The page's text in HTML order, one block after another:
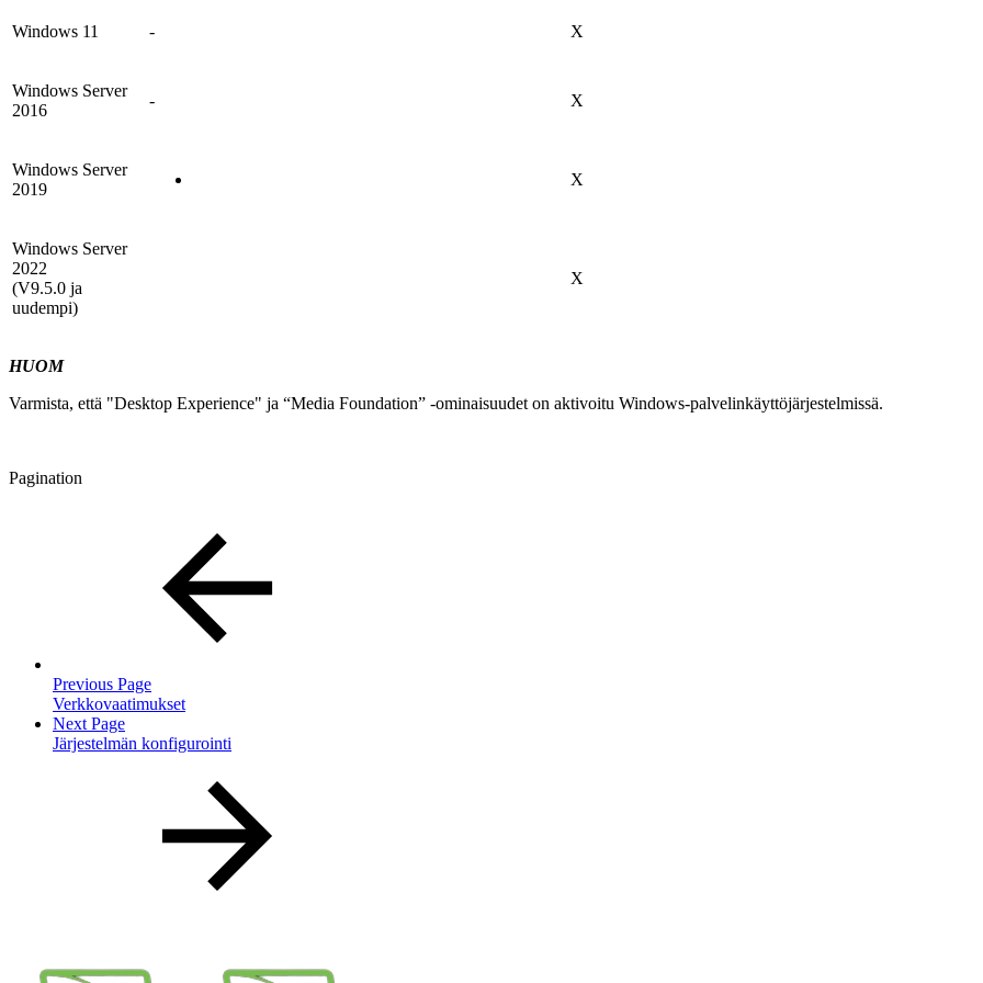
Windows 11 - X
Windows Server
2016
- X
Windows Server
2019
X
Windows Server
2022
(V9.5.0 ja
uudempi)
X
HUOM
Varmista, että "Desktop Experience" ja “Media Foundation” -ominaisuudet on aktivoitu Windows-palvelinkäyttöjärjestelmissä.
Pagination
Previous Page
Verkkovaatimukset
Next Page
Järjestelmän konfigurointi